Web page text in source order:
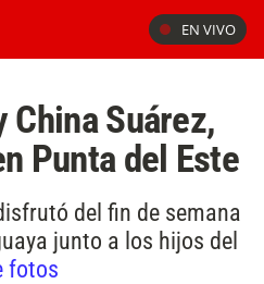
EN VIVO
China Suárez,
Punta del Este
del fin de semana
junto a los hijos del
fotos